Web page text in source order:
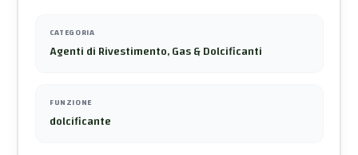
CATEGORIA
Agenti di Rivestimento, Gas & Dolcificanti
FUNZIONE
dolcificante